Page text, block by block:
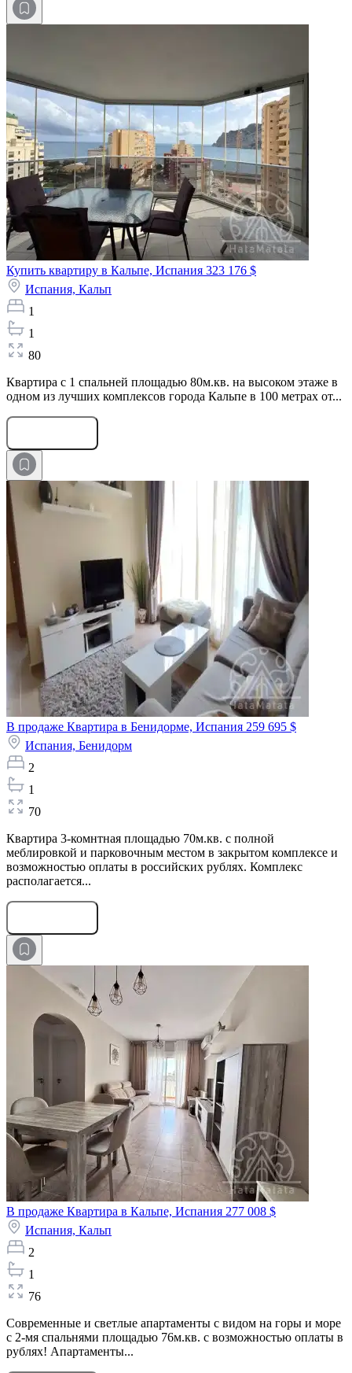
Купить квартиру в Кальпе, Испания 323 176 $
Испания, Кальп
1
1
80
Квартира с 1 спальней площадью 80м.кв. на высоком этаже в
одном из лучших комплексов города Кальпе в 100 метрах от...
В продаже Квартира в Бенидорме, Испания 259 695 $
Испания, Бенидорм
2
1
70
Квартира 3-комнтная площадью 70м.кв. с полной
меблировкой и парковочным местом в закрытом комплексе и
возможностью оплаты в российских рублях. Комплекс
располагается...
В продаже Квартира в Кальпе, Испания 277 008 $
Испания, Кальп
2
1
76
Современные и светлые апартаменты с видом на горы и море
с 2-мя спальнями площадью 76м.кв. с возможностью оплаты в
рублях! Апартаменты...